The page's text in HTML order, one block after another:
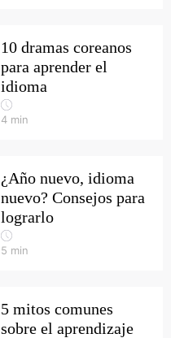
10 dramas coreanos
para aprender el
idioma
4 min
¿Año nuevo, idioma
nuevo? Consejos para
lograrlo
5 min
5 mitos comunes
sobre el aprendizaje